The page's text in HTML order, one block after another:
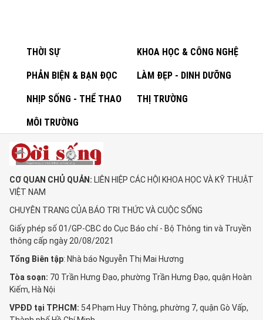
THỜI SỰ KHOA HỌC & CÔNG NGHỆ
PHẢN BIỆN & BẠN ĐỌC LÀM ĐẸP - DINH DƯỠNG
NHỊP SỐNG - THỂ THAO THỊ TRƯỜNG
MÔI TRƯỜNG
CƠ QUAN CHỦ QUẢN: LIÊN HIỆP CÁC HỘI KHOA HỌC VÀ KỸ THUẬT
VIỆT NAM
CHUYÊN TRANG CỦA BÁO TRI THỨC VÀ CUỘC SỐNG
Giấy phép số 01/GP-CBC do Cục Báo chí - Bộ Thông tin và Truyền
thông cấp ngày 20/08/2021
Tổng Biên tập: Nhà báo Nguyễn Thị Mai Hương
Tòa soạn: 70 Trần Hưng Đạo, phường Trần Hưng Đạo, quận Hoàn
Kiếm, Hà Nội
VPĐD tại TP.HCM: 54 Phạm Huy Thông, phường 7, quận Gò Vấp,